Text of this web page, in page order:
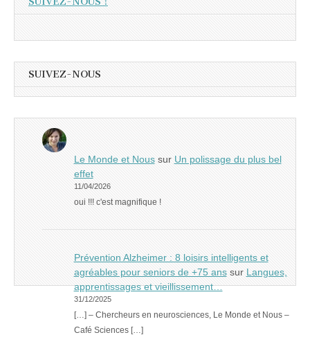
SUIVEZ-NOUS
Le Monde et Noussur Un polissage du plus bel
effet
11/04/2026
oui !!! c'est magnifique !
Prévention Alzheimer : 8 loisirs intelligents et
agréables pour seniors de +75 anssur Langues,
apprentissages et vieillissement…
31/12/2025
[…] – Chercheurs en neurosciences, Le Monde et Nous –
Café Sciences […]